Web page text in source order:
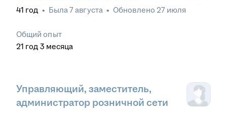
41 год • Была7 августа • Обновлено 27 июля
Общий опыт
21 год 3 месяца
Управляющий, заместитель,
администратор розничной сети